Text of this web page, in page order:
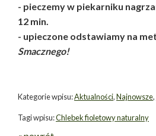
- pieczemy w piekarniku
12 min.
- upieczone odstawiamy na
Smacznego!
Kategorie wpisu:Aktualności,Najnowsze,
Tagi wpisu:Chlebek fioletowy naturalny